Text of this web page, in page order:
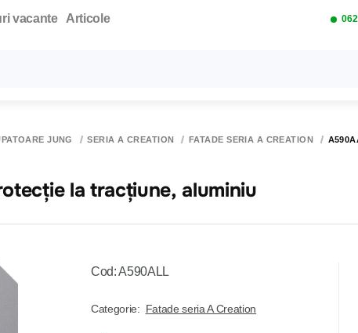
vacante Articole
JUNG SERIA A CREATION FATADE SERIA A CREATION
la tracțiune, aluminiu
Cod: A590ALL
Categorie: Fatade seria A Creation